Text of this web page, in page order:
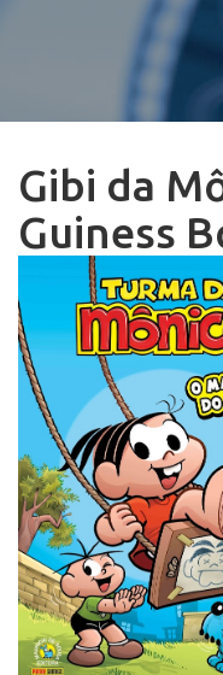
Gibi da
Guiness